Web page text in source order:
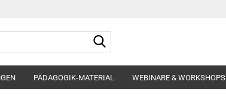
PÄDAGOGIK-MATERIAL WEBINARE & WORKSHOPS